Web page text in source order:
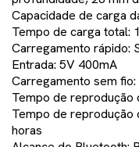
Capacidade de carga
Tempo de carga total:
Carregamento rápido:
Entrada: 5V 400mA
Carregamento sem fio:
Tempo de reprodução
Tempo de reprodução
horas